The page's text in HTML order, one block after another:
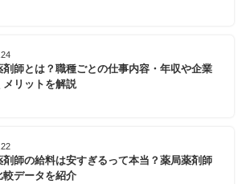
剤師とは？職種ごとの仕事内容・年収や企業
メリットを解説
剤師の給料は安すぎるって本当？薬局薬剤師
較データを紹介